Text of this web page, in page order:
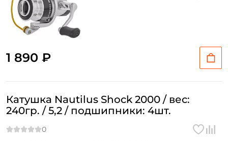
1 890 ₽
Катушка Nautilus Shock 2000 / вес:
240гр. / 5,2 / подшипники: 4шт.